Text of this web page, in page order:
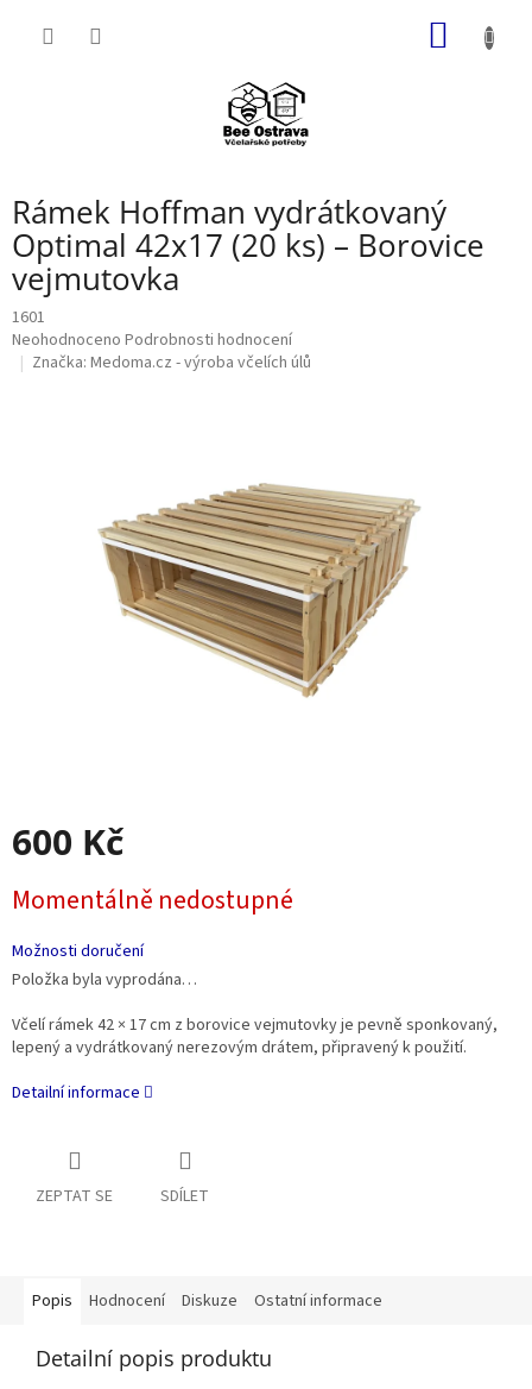
Rámek Hoffman vydrátkovaný
Optimal 42x17 (20 ks) – Borovice
vejmutovka
1601
Průměrné
hodnocení
Neohodnoceno Podrobnosti hodnocení
Značka: Medoma.cz - výroba včelích úlů
600 Kč
cena:
Momentálně nedostupné
Možnosti doručení
Položka byla vyprodána…
Včelí rámek 42 × 17 cm z borovice vejmutovky je pevně sponkovaný,
lepený a vydrátkovaný nerezovým drátem, připravený k použití.
Detailní informace
ZEPTAT SE SDÍLET
Popis Hodnocení Diskuze Ostatní informace
Detailní popis produktu